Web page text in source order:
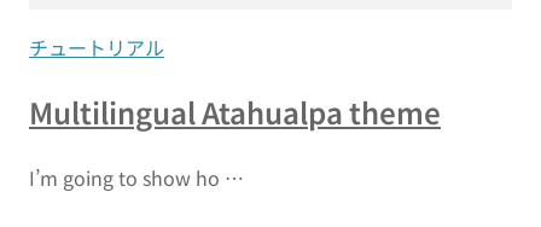
チュートリアル
Multilingual Atahualpa theme
I’m going to show ho …